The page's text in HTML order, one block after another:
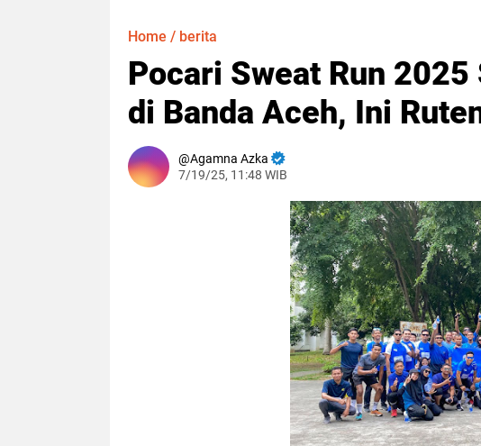
Home / berita
Pocari Sweat Run
di Banda Aceh, Ini
Agamna Azka
7/19/25, 11:48 WIB